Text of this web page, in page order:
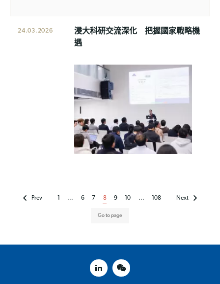
24.03.2026
浸大科研交流深化 把握國家戰略機
遇
Prev ... 6 7 8 9 10 ... 108 Next
linked inweixin